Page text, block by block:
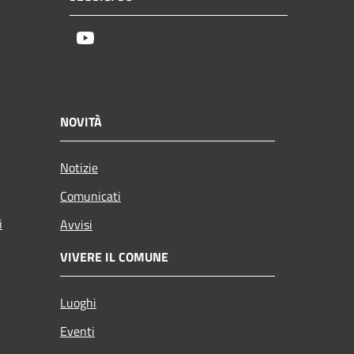
NOVITÀ
Notizie
Comunicati
Avvisi
VIVERE IL COMUNE
Luoghi
Eventi